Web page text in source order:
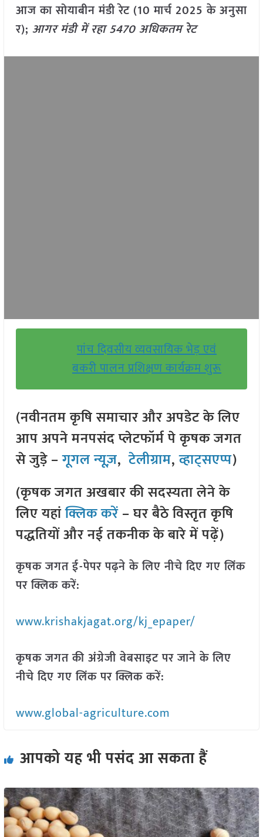
आज का सोयाबीन मंडी रेट (10 मार्च 2025 के अनुसा
र); आगर मंडी में रहा 5470 अधिकतम रेट
पांच दिवसीय व्यवसायिक भेड़ एवं
बकरी पालन प्रशिक्षण कार्यक्रम शुरू
(नवीनतम कृषि समाचार और अपडेट के लिए
आप अपने मनपसंद प्लेटफॉर्म पे कृषक जगत
से जुड़े –गूगल न्यूज़,टेलीग्राम,व्हाट्सएप्प)
(कृषक जगत अखबार की सदस्यता लेने के
लिए यहांक्लिक करें– घर बैठे विस्तृत कृषि
पद्धतियों और नई तकनीक के बारे में पढ़ें)
कृषक जगत ई-पेपर पढ़ने के लिए नीचे दिए गए लिंक
पर क्लिक करें:
www.krishakjagat.org/kj_epaper/
कृषक जगत की अंग्रेजी वेबसाइट पर जाने के लिए
नीचे दिए गए लिंक पर क्लिक करें:
www.global-agriculture.com
आपको यह भी पसंद आ सकता हैं